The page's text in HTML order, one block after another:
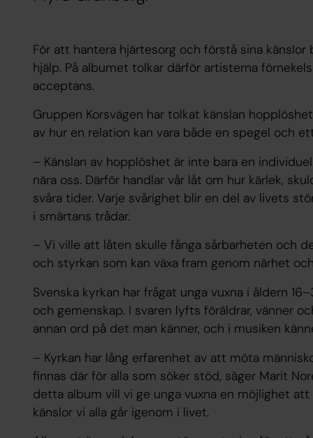
För att hantera hjärtesorg och förstå sina
hjälp. På albumet tolkar därför artisterna
acceptans.
Gruppen Korsvägen har tolkat känslan
av hur en relation kan vara både en spegel och
– Känslan av hopplöshet är inte bara en
nära oss. Därför handlar vår låt om hur kärlek,
svåra tider. Varje svårighet blir en del av livets
i smärtans trådar.
– Vi ville att låten skulle fånga sårbarheten och
och styrkan som kan växa fram genom närhet
Svenska kyrkan har frågat unga vuxna i åldern
och gemenskap. I svaren lyfts föräldrar, vänner
annan ord på det man känner, och i musiken
– Kyrkan har lång erfarenhet av att möta
finnas där för alla som söker stöd, säger Marit
detta album vill vi ge unga vuxna en möjlighet
känslor vi alla går igenom i livet.